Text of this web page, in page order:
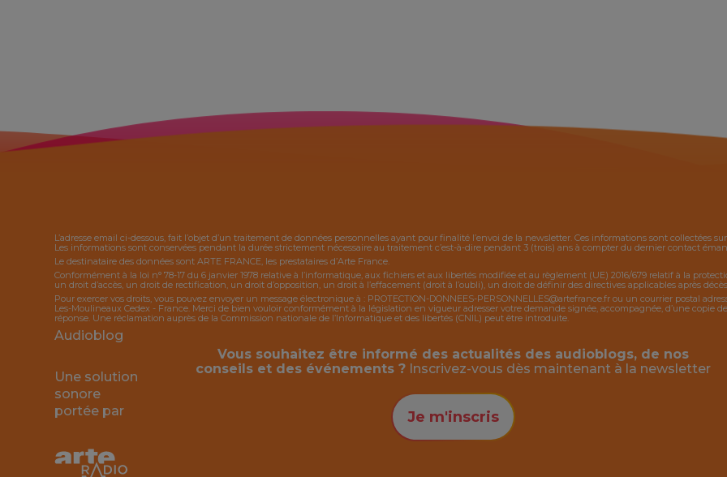
L’adresse email ci-dessous, fait l’objet d’un traitement de données personnelles ayant pour finalité l’envoi de la newsletter. Ces informations sont collectées
Les informations sont conservées pendant la durée strictement nécessaire au traitement c’est-à-dire pendant 3 (trois) ans à compter du dernier contact
Le destinataire des données sont ARTE FRANCE, les prestataires d’Arte France.
Conformément à la loi n° 78-17 du 6 janvier 1978 relative à l’informatique, aux fichiers et aux libertés modifiée et au règlement (UE) 2016/679 relatif à la
un droit d’accès, un droit de rectification, un droit d’opposition, un droit à l’effacement (droit à l’oubli), un droit de définir des directives applicables après
Pour exercer vos droits, vous pouvez envoyer un message électronique à : PROTECTION-DONNEES-PERSONNELLES@artefrance.fr ou un courrier postal
Les-Moulineaux Cedex - France. Merci de bien vouloir conformément à la législation en vigueur adresser votre demande signée, accompagnée, d’une copie
réponse. Une réclamation auprès de la Commission nationale de l’Informatique et des libertés (CNIL) peut être introduite.
Audioblog
Une solution
sonore
portée par
Vous souhaitez être informé des actualités des audioblogs, de nos
conseils et des événements ? Inscrivez-vous dès maintenant à la newsletter
Je m'inscris